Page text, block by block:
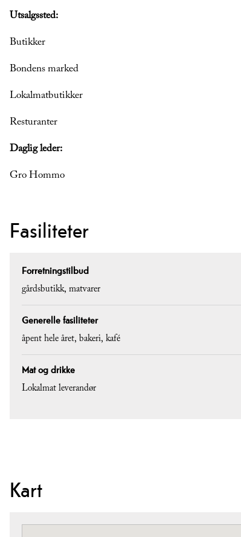
Utsalgssted:
Butikker
Bondens marked
Lokalmatbutikker
Resturanter
Daglig leder:
Gro Hommo
Fasiliteter
Forretningstilbud
gårdsbutikk matvarer
Generelle fasiliteter
åpent hele året bakeri kafé
Mat og drikke
Lokalmat leverandør
Kart